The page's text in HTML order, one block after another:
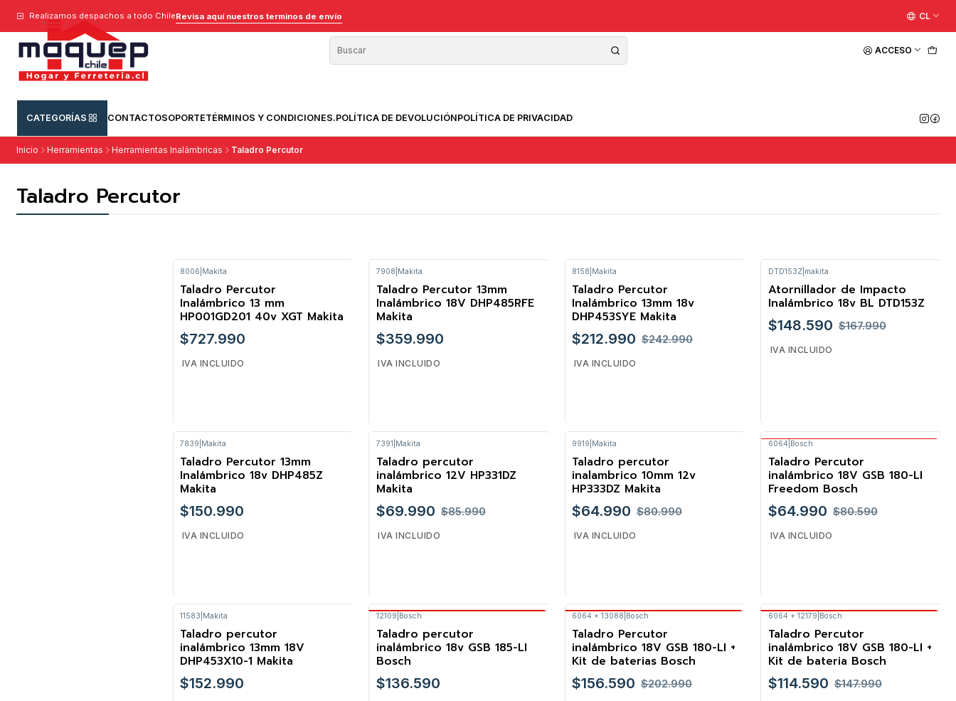
ACCESO
CATEGORÍAS CONTACTOSOPORTETÉRMINOS Y CONDICIONES.POLÍTICA DE DEVOLUCIÓNPOLÍTICA DE PRIVACIDAD
Realizamos despachos a todo ChileRevisa aquí nuestros terminos de envío CL
Inicio Herramientas Herramientas Inalámbricas Taladro Percutor
Taladro Percutor
8006 Makita
Taladro Percutor
Inalámbrico 13 mm
HP001GD201 40v XGT Makita
$727.990
IVA INCLUIDO
7908 Makita
Taladro Percutor 13mm
Inalámbrico 18V DHP485RFE
Makita
$359.990
IVA INCLUIDO
-12%
8158 Makita
Taladro Percutor
Inalámbrico 13mm 18v
DHP453SYE Makita
$212.990 $242.990
IVA INCLUIDO
-12%
DTD153Z| makita
Atornillador de Impacto
Inalámbrico 18v BL DTD153Z
$148.590 $167.990
IVA INCLUIDO
7839 Makita
Taladro Percutor 13mm
Inalámbrico 18v DHP485Z
Makita
$150.990
IVA INCLUIDO
-19%
7391 Makita
Taladro percutor
inalámbrico 12V HP331DZ
Makita
$69.990 $85.990
IVA INCLUIDO
-20%
9919 Makita
Taladro percutor
inalambrico 10mm 12v
HP333DZ Makita
$64.990 $80.990
IVA INCLUIDO
Envío Gratis Bosch
-19%
6064 Bosch
Taladro Percutor
inalámbrico 18V GSB 180-LI
Freedom Bosch
$64.990 $80.590
IVA INCLUIDO
11583 Makita
Taladro percutor
inalámbrico 13mm 18V
DHP453X10-1 Makita
$152.990
Envío Gratis Bosch
12109 Bosch
Taladro percutor
inalámbrico 18v GSB 185-LI
Bosch
$136.590
Envío Gratis Bosch
-23%
6064 + 13088 Bosch
Taladro Percutor
inalámbrico 18V GSB 180-LI +
Kit de baterias Bosch
$156.590 $202.990
Envío Gratis Bosch
-23%
6064 + 12179 Bosch
Taladro Percutor
inalámbrico 18V GSB 180-LI +
Kit de bateria Bosch
$114.590 $147.990